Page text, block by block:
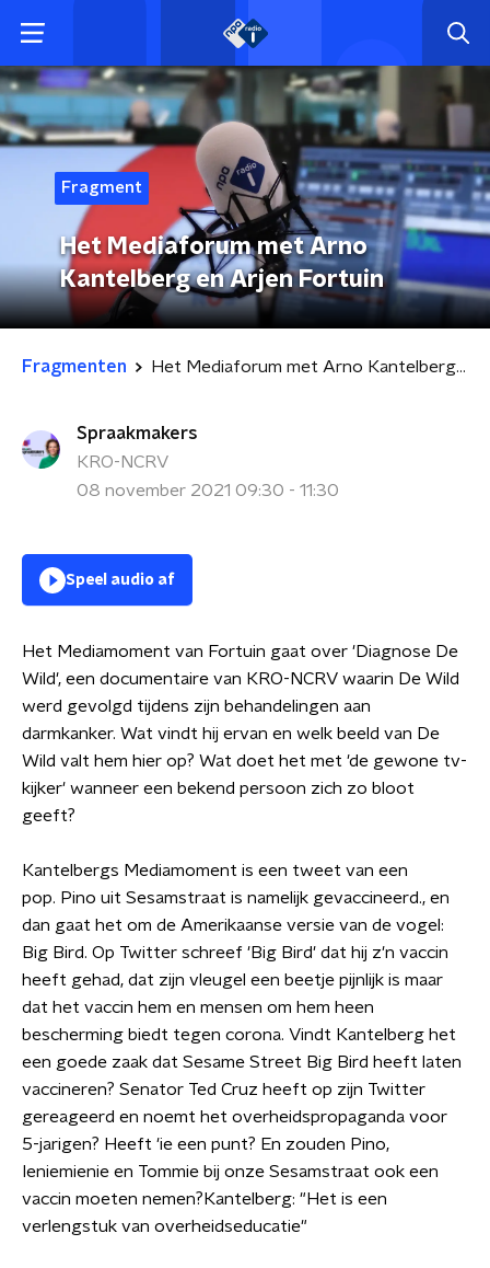
Fragment
Het Mediaforum met Arno
Kantelberg en Arjen Fortuin
Fragmenten Het Mediaforum met Arno Kantelberg en Arjen Fortuin
Spraakmakers
KRO-NCRV
08 november 2021 09:30 - 11:30
Speel audio af
Het Mediamoment van Fortuin gaat over 'Diagnose De
Wild', een documentaire van KRO-NCRV waarin De Wild
werd gevolgd tijdens zijn behandelingen aan
darmkanker. Wat vindt hij ervan en welk beeld van De
Wild valt hem hier op? Wat doet het met 'de gewone tv-
kijker' wanneer een bekend persoon zich zo bloot
geeft?
Kantelbergs Mediamoment is een tweet van een
pop. Pino uit Sesamstraat is namelijk gevaccineerd., en
dan gaat het om de Amerikaanse versie van de vogel:
Big Bird. Op Twitter schreef 'Big Bird' dat hij z'n vaccin
heeft gehad, dat zijn vleugel een beetje pijnlijk is maar
dat het vaccin hem en mensen om hem heen
bescherming biedt tegen corona. Vindt Kantelberg het
een goede zaak dat Sesame Street Big Bird heeft laten
vaccineren? Senator Ted Cruz heeft op zijn Twitter
gereageerd en noemt het overheidspropaganda voor
5-jarigen? Heeft 'ie een punt? En zouden Pino,
Ieniemienie en Tommie bij onze Sesamstraat ook een
vaccin moeten nemen?Kantelberg: "Het is een
verlengstuk van overheidseducatie"